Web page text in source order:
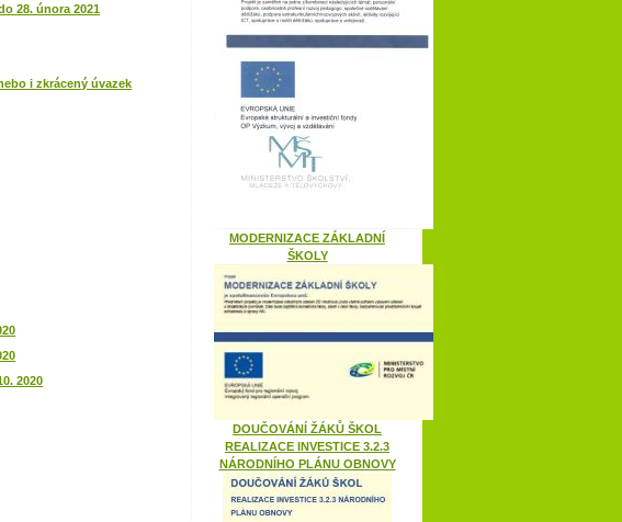
MODERNIZACE ZÁKLADNÍ
ŠKOLY
DOUČOVÁNÍ ŽÁKŮ ŠKOL
REALIZACE INVESTICE 3.2.3
NÁRODNÍHO PLÁNU OBNOVY
28. února 2021
i zkrácený úvazek
2020